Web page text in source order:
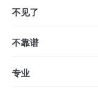
不见了
不靠谱
专业